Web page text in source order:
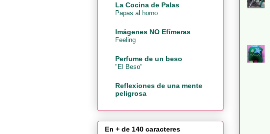
La Cocina de Palas
Papas al horno
Imágenes NO Efímeras
Feeling
Perfume de un beso
"El Beso"
Reflexiones de una mente
peligrosa
En + de 140 caracteres